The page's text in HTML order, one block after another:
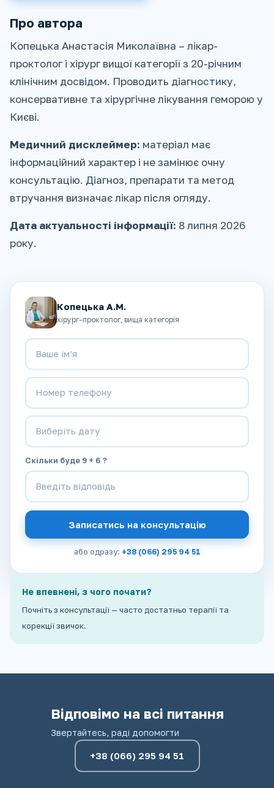
Про автора
Копецька Анастасія Миколаївна – лікар-
проктолог і хірург вищої категорії з 20-річним
клінічним досвідом. Проводить діагностику,
консервативне та хірургічне лікування геморою у
Києві.
Медичний дисклеймер: матеріал має
інформаційний характер і не замінює очну
консультацію. Діагноз, препарати та метод
втручання визначає лікар після огляду.
Дата актуальності інформації: 8 липня 2026
року.
Копецька А.М.
хірург-проктолог, вища категорія
Скільки буде 9 + 6 ?
Записатись на консультацію
або одразу: +38 (066) 295 94 51
Не впевнені, з чого почати?
Почніть з консультації — часто достатньо терапії та
корекції звичок.
Відповімо на всі питання
Звертайтесь, раді допомогти
+38 (066) 295 94 51